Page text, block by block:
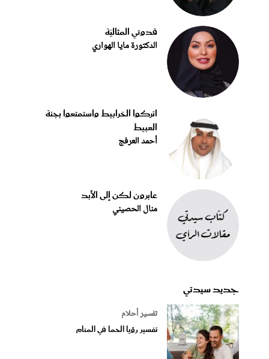
قدوتي المثاليّة
الدكتورة مايا الهواري
اتركوا الخرابيط واستمتعوا بجنة
العبيط
أحمد العرفج
عابرون لكن إلى الأبد
منال الحصيني
جديد سيدتي
تفسير أحلام
تفسير رؤيا الحما في المنام